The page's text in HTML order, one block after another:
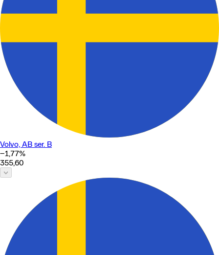
Volvo, AB ser. B
−1,77%
355,60